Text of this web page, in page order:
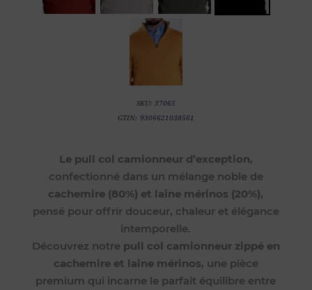
SKU: 37065
GTIN: 9306621038561
Le pull col camionneur d’exception,
confectionné dans un mélange noble de
cachemire (80%) et laine mérinos (20%),
pensé pour offrir douceur, chaleur et élégance
intemporelle.
Découvrez notre pull col camionneur zippé en
cachemire et laine mérinos, une pièce
premium qui incarne le parfait équilibre entre